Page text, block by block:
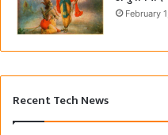
February
Recent Tech News